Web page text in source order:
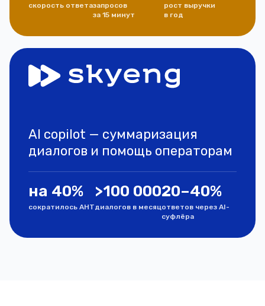
скорость ответазапросов
за 15 минут
рост выручки
в год
AI copilot — суммаризация
диалогов и помощь операторам
на 40%
сократилось АНТ
>100 000
диалогов в месяц
20–40%
ответов через AI-
суфлёра